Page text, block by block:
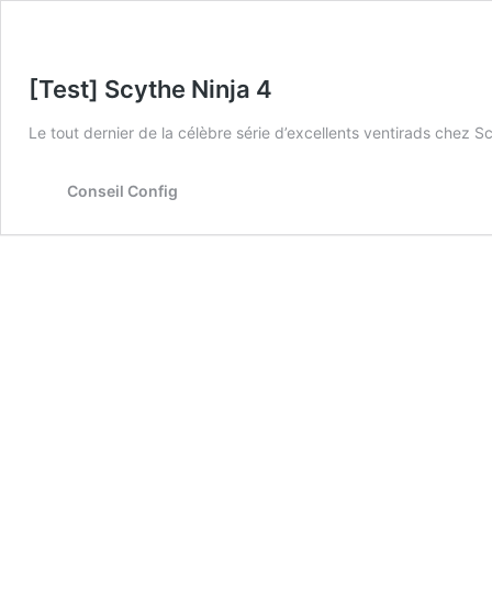
[Test] Scythe Ninja 4
Le tout dernier de la célèbre série d’excellents ventirads chez
Conseil Config